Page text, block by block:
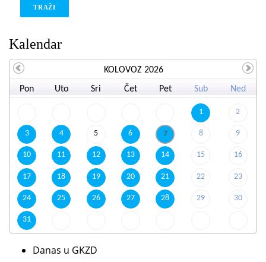
Kalendar
KOLOVOZ 2026
Pon
Uto Sri Čet Pet Sub Ned
1 2
3 4 5 6 7 8 9
10 11 12 13 14 15 16
17 18 19 20 21 22 23
24 25 26 27 28 29 30
31
Danas u GKZD